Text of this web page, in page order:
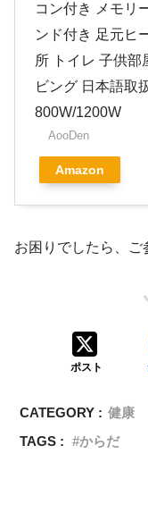
コン付き メモリ
ンド付き 足元ヒ
所 トイレ 子供部
ビング 日本語取
800W/1200W
AooDen
Amazon
お困りでしたら、ご
ポスト
CATEGORY : 健康
TAGS :
からだ